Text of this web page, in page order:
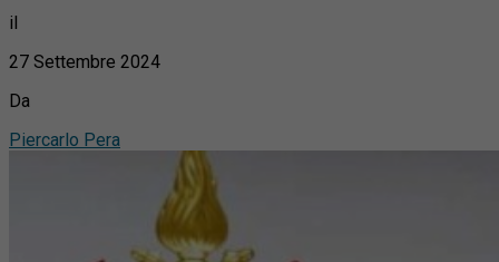
il
27 Settembre 2024
Da
Piercarlo Pera